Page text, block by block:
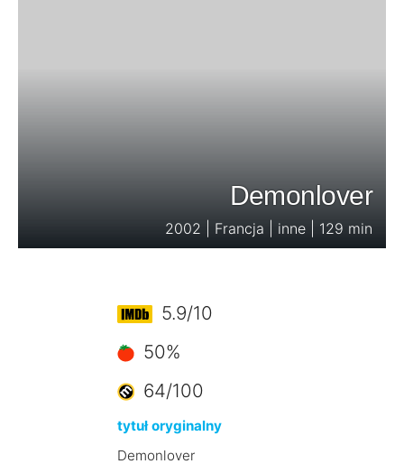
Demonlover
2002 | Francja | inne | 129 min
5.9/10
50%
64/100
tytuł oryginalny
Demonlover